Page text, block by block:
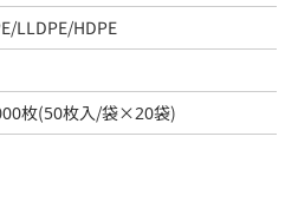
LLDPE/HDPE
枚(50枚入/袋×20袋)